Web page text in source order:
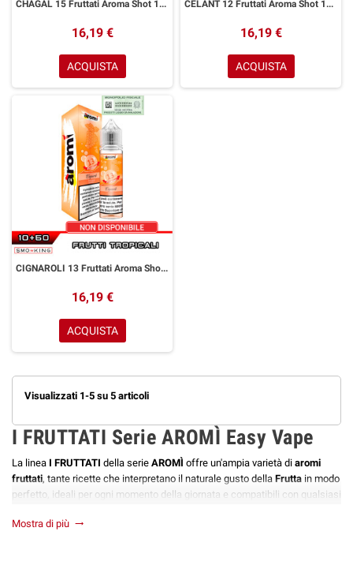
CHAGAL 15 Fruttati Aroma Shot 10+50 ml Aromì by Easy Vape Mango Arancia
16,19 €
ACQUISTA
CELANT 12 Fruttati Aroma Shot 10+50 ml Aromì by Easy Vape Mix di Frutti di Bosco
16,19 €
ACQUISTA
CIGNAROLI 13 Fruttati Aroma Shot 10+50 ml Aromì by Easy Vape Mix di Frutti Tropicali
16,19 €
ACQUISTA
Visualizzati 1-5 su 5 articoli
I FRUTTATI Serie AROMÌ Easy Vape
La linea I FRUTTATI della serie AROMÌ offre un'ampia varietà di aromi
fruttati, tante ricette che interpretano il naturale gusto della Frutta in modo
perfetto, ideali per ogni momento della giornata e compatibili con qualsiasi
Mostra di più trending_flat